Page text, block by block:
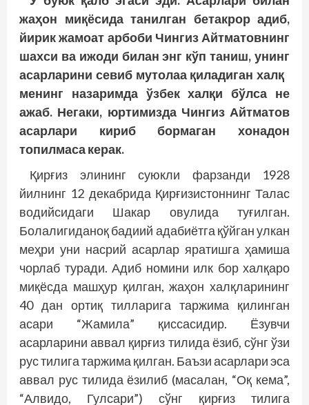
жаҳон миқёсида танилган бетакрор адиб,
йирик жамоат арбоби Чингиз Айтматовнинг
шахси ва ижоди билан энг кўп таниш, унинг
асарларини севиб мутолаа қиладиган халқ
менинг назаримда ўзбек халқи бўлса не
ажаб. Негаки, юртимизда Чингиз Айтматов
асарлари кириб бормаган хонадон
топилмаса керак.
Қирғиз элининг суюкли фарзанди 1928
йилнинг 12 декабрида Қирғизистоннинг Талас
водийсидаги Шакар овулида туғилган.
Болалигиданоқ бадиий адабиётга қўйган улкан
меҳри уни насрий асарлар яратишга ҳамиша
чорлаб туради. Адиб номини илк бор халқаро
миқёсда машҳур қилган, жаҳон халқларининг
40 дан ортиқ тилларига таржима қилинган
асари “Жамила” қиссасидир. Ёзувчи
асарларини аввал қирғиз тилида ёзиб, сўнг ўзи
рус тилига таржима қилган. Баъзи асарлари эса
аввал рус тилида ёзилиб (масалан, “Оқ кема”,
“Алвидо, Гулсари”) сўнг қирғиз тилига